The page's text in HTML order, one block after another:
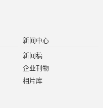
新闻中心
新闻稿
企业刊物
相片库